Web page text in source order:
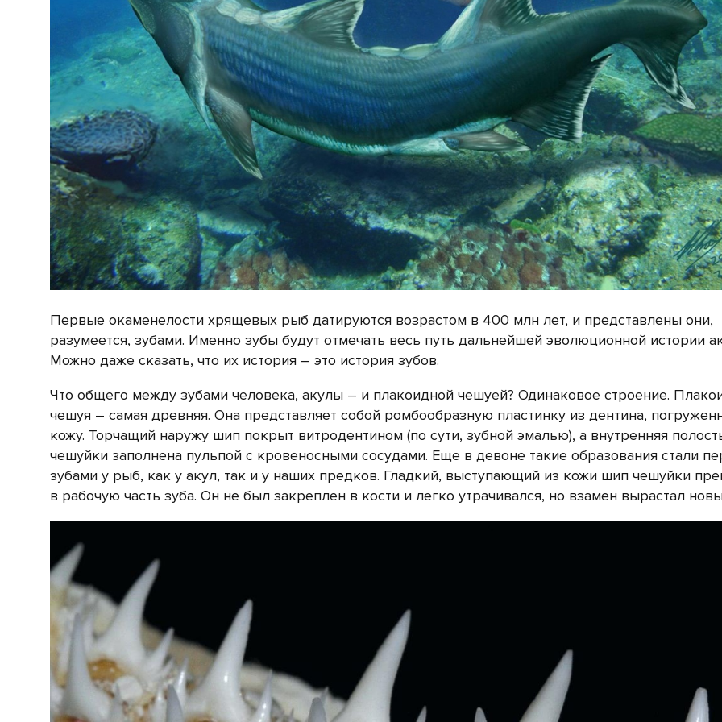
Первые окаменелости хрящевых рыб датируются возрастом в 400 млн лет, и представлены они,
разумеется, зубами. Именно зубы будут отмечать весь путь дальнейшей эволюционной истории
Можно даже сказать, что их история – это история зубов.
Что общего между зубами человека, акулы – и плакоидной чешуей? Одинаковое строение.
чешуя – самая древняя. Она представляет собой ромбообразную пластинку из дентина,
кожу. Торчащий наружу шип покрыт витродентином (по сути, зубной эмалью), а внутренняя
чешуйки заполнена пульпой с кровеносными сосудами. Еще в девоне такие образования стали
зубами у рыб, как у акул, так и у наших предков. Гладкий, выступающий из кожи шип чешуйки
в рабочую часть зуба. Он не был закреплен в кости и легко утрачивался, но взамен вырастал